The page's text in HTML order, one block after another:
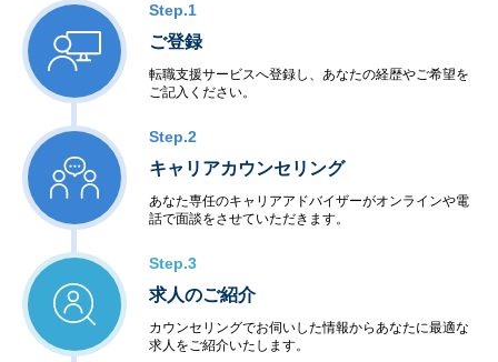
Step.1
ご登録
転職支援サービスへ登録し、あなたの経歴やご希望を
ご記入ください。
Step.2
キャリアカウンセリング
あなた専任のキャリアアドバイザーがオンラインや電
話で面談をさせていただきます。
Step.3
求人のご紹介
カウンセリングでお伺いした情報からあなたに最適な
求人をご紹介いたします。